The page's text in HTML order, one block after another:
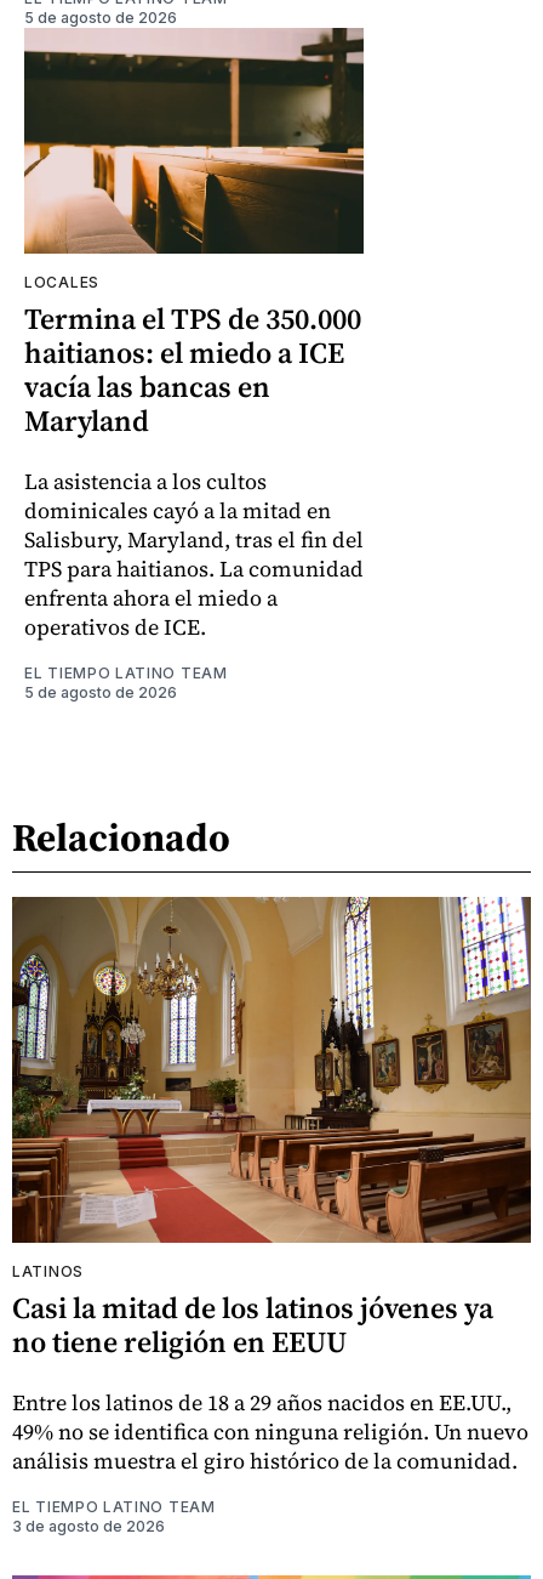
5 de agosto de 2026
LOCALES
Termina el TPS de 350.000
haitianos: el miedo a ICE
vacía las bancas en
Maryland
La asistencia a los cultos
dominicales cayó a la mitad en
Salisbury, Maryland, tras el fin del
TPS para haitianos. La comunidad
enfrenta ahora el miedo a
operativos de ICE.
EL TIEMPO LATINO TEAM
5 de agosto de 2026
Relacionado
LATINOS
Casi la mitad de los latinos jóvenes ya
no tiene religión en EEUU
Entre los latinos de 18 a 29 años nacidos en EE.UU.,
49% no se identifica con ninguna religión. Un nuevo
análisis muestra el giro histórico de la comunidad.
EL TIEMPO LATINO TEAM
3 de agosto de 2026